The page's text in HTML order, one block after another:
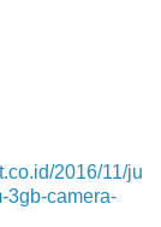
2016/11/ju
3gb-camera-